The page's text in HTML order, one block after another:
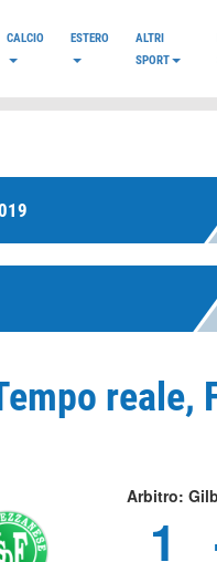
CALCIO ESTERO
ALTRI
SPORT
reale,
Arbitro:
1